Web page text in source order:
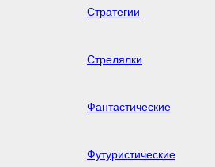
Стратегии
Стрелялки
Фантастические
Футуристические